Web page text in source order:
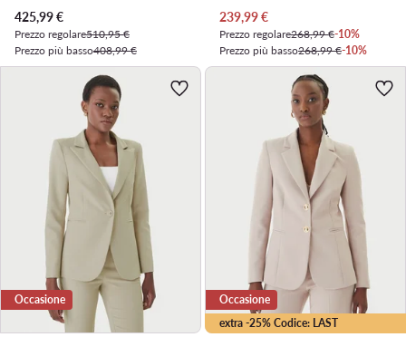
Prezzo attuale
425,99€
Prezzo regolare510,95 €
Prezzo più basso408,99 €
Prezzo attuale
239,99€
Prezzo regolare268,99 €-10%
Prezzo più basso268,99 €-10%
Occasione
extra -25% Codice: LAST
Occasione